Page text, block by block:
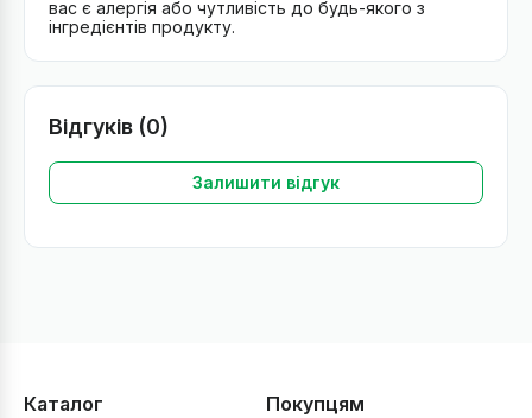
вас є алергія або чутливість до будь-якого з
інгредієнтів продукту.
Відгуків (0)
Залишити відгук
Каталог Покупцям